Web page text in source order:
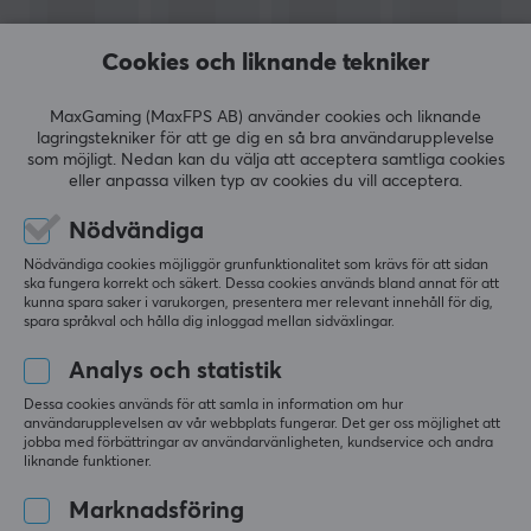
Svart
GARANTI
Producentens garanti
2 års garanti
RECENSIONER (0) FRÅGOR OCH SVAR (0)
0.0
Baserat på 0 recensioner
5
0%
4
0%
3
1
LÄMNA RECENSION
Cookies och liknande tekniker
MaxGaming (MaxFPS AB) använder cookies och liknande
lagringstekniker för att ge dig en så bra användarupplevelse
som möjligt. Nedan kan du välja att acceptera samtliga cookies
eller anpassa vilken typ av cookies du vill acceptera.
Nödvändiga
Nödvändiga cookies möjliggör grunfunktionalitet som krävs för att sidan
ska fungera korrekt och säkert. Dessa cookies används bland annat för att
kunna spara saker i varukorgen, presentera mer relevant innehåll för dig,
spara språkval och hålla dig inloggad mellan sidväxlingar.
Analys och statistik
Dessa cookies används för att samla in information om hur
användarupplevelsen av vår webbplats fungerar. Det ger oss möjlighet att
jobba med förbättringar av användarvänligheten, kundservice och andra
liknande funktioner.
Marknadsföring